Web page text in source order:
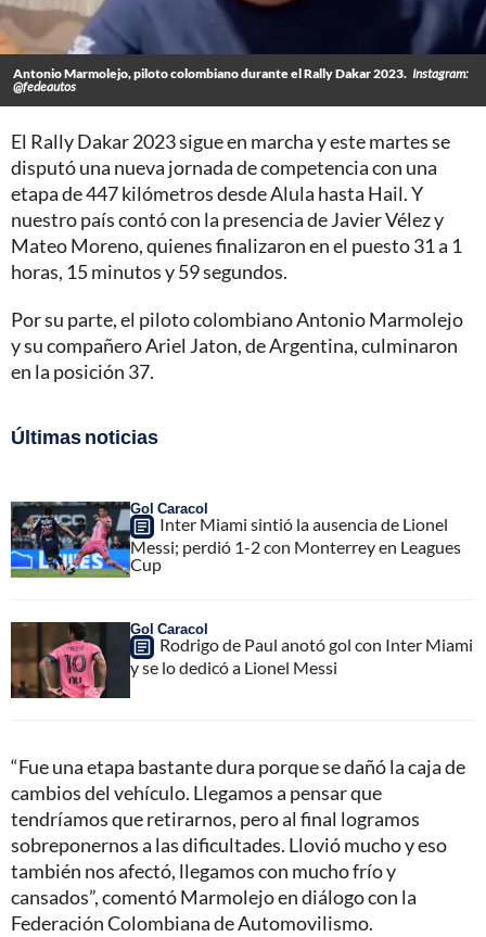
Antonio Marmolejo, piloto colombiano durante el Rally Dakar 2023. Instagram:
@fedeautos
El Rally Dakar 2023 sigue en marcha y este martes se
disputó una nueva jornada de competencia con una
etapa de 447 kilómetros desde Alula hasta Hail. Y
nuestro país contó con la presencia de Javier Vélez y
Mateo Moreno, quienes finalizaron en el puesto 31 a 1
horas, 15 minutos y 59 segundos.
Por su parte, el piloto colombiano Antonio Marmolejo
y su compañero Ariel Jaton, de Argentina, culminaron
en la posición 37.
Últimas noticias
Gol Caracol
Inter Miami sintió la ausencia de Lionel
Messi; perdió 1-2 con Monterrey en Leagues
Cup
Gol Caracol
Rodrigo de Paul anotó gol con Inter Miami
y se lo dedicó a Lionel Messi
“Fue una etapa bastante dura porque se dañó la caja de
cambios del vehículo. Llegamos a pensar que
tendríamos que retirarnos, pero al final logramos
sobreponernos a las dificultades. Llovió mucho y eso
también nos afectó, llegamos con mucho frío y
cansados”, comentó Marmolejo en diálogo con la
Federación Colombiana de Automovilismo.